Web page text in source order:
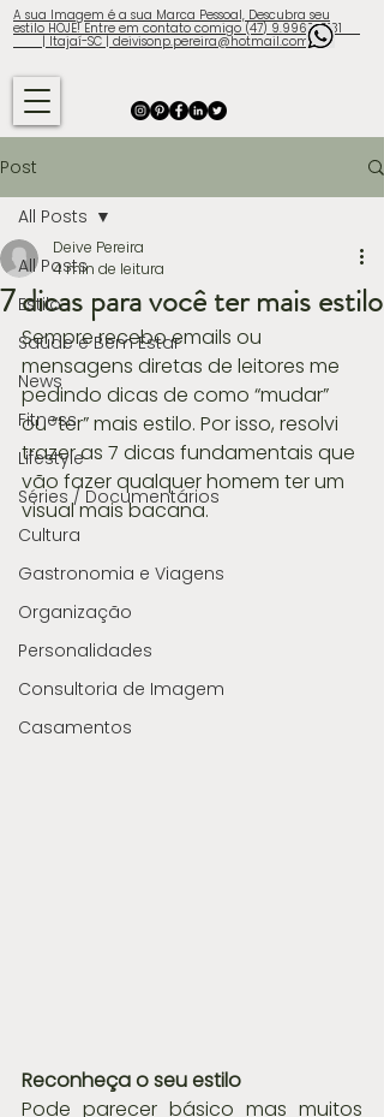
A sua Imagem é a sua Marca Pessoal, Descubra seu
estilo HOJE! Entre em contato comigo (47) 9.9960-3131
| Itajaí-SC | deivisonp.pereira@hotmail.com
Post
All Posts
Estilo
Saúde e Bem Estar
News
Fitness
Lifestyle
Séries / Documentários
Cultura
Gastronomia e Viagens
Organização
Personalidades
Consultoria de Imagem
Casamentos
All Posts
7 dicas para você ter mais estilo
Deive Pereira
4 min de leitura
Sempre recebo emails ou
mensagens diretas de leitores me
pedindo dicas de como “mudar”
ou “ter” mais estilo. Por isso, resolvi
trazer as 7 dicas fundamentais que
vão fazer qualquer homem ter um
visual mais bacana.
Reconheça o seu estilo
Pode parecer básico mas muitos